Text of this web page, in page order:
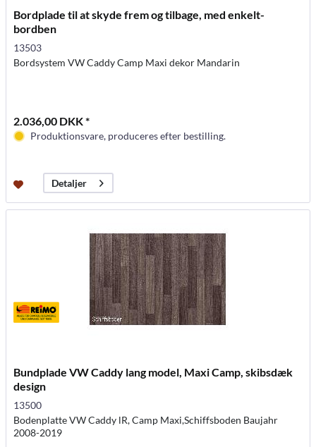
Bordplade til at skyde frem og tilbage, med enkelt-
bordben
13503
Bordsystem VW Caddy Camp Maxi dekor Mandarin
2.036,00 DKK *
Produktionsvare, produceres efter bestilling.
Detaljer
Bundplade VW Caddy lang model, Maxi Camp, skibsdæk
design
13500
Bodenplatte VW Caddy lR, Camp Maxi,Schiffsboden Baujahr
2008-2019